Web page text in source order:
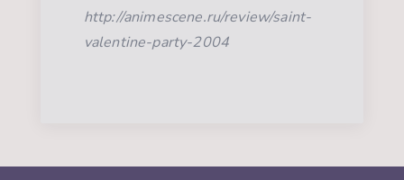
http://animescene.ru/review/saint-
valentine-party-2004